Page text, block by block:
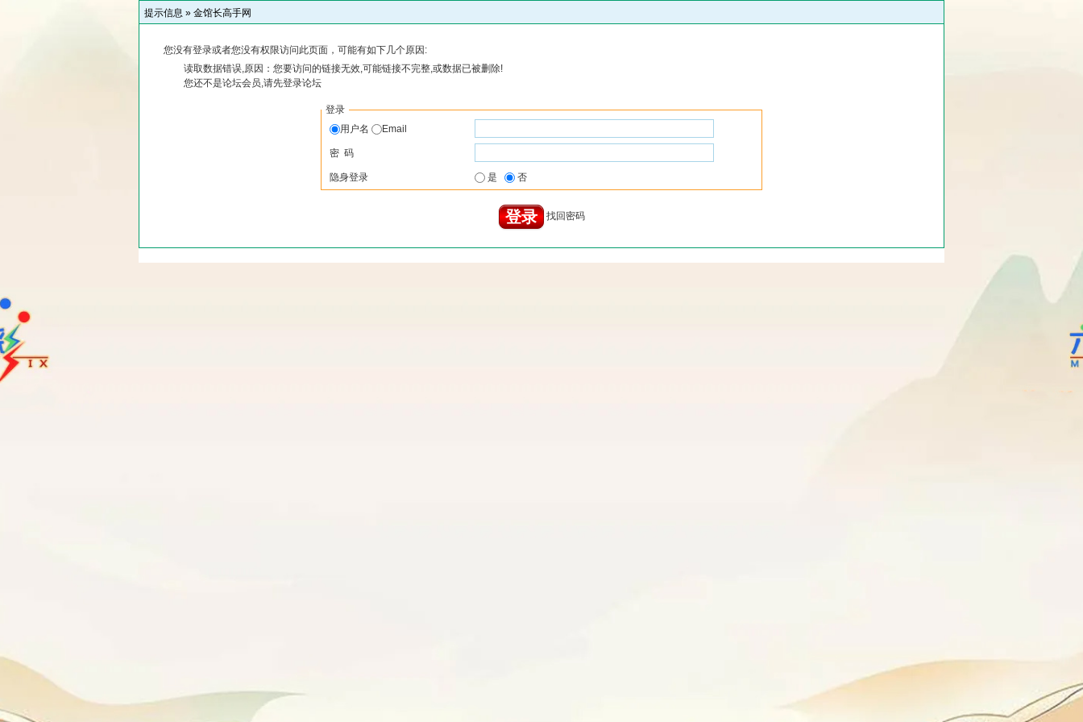
提示信息 » 金馆长高手网
您没有登录或者您没有权限访问此页面，可能有如下几个原因:
读取数据错误,原因：您要访问的链接无效,可能链接不完整,或数据已被删除!
您还不是论坛会员,请先登录论坛
登录
用户名
Email
密 码
隐身登录 是 否
找回密码